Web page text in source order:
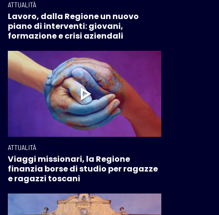
ATTUALITÀ
Lavoro, dalla Regione un nuovo
piano di interventi: giovani,
formazione e crisi aziendali
ATTUALITÀ
Viaggi missionari, la Regione
finanzia borse di studio per ragazze
e ragazzi toscani